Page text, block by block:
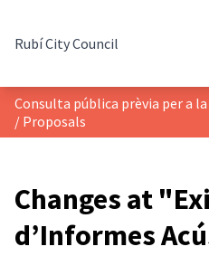
Rubí City Council
/ Proposals
Changes at
d’Informes